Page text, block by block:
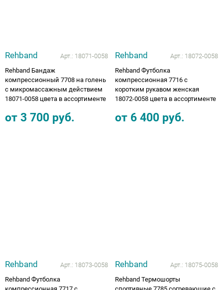
Rehband Арт.: 18071-0058
Rehband Бандаж
компрессионный 7708 на голень
с микромассажным действием
18071-0058 цвета в ассортименте
от 3 700 руб.
Rehband Арт.: 18072-0058
Rehband Футболка
компрессионная 7716 с
коротким рукавом женская
18072-0058 цвета в ассортименте
от 6 400 руб.
Rehband Арт.: 18073-0058
Rehband Футболка
Rehband Арт.: 18075-0058
Rehband Термошорты